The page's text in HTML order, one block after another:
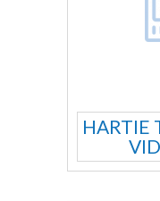
HARTIE